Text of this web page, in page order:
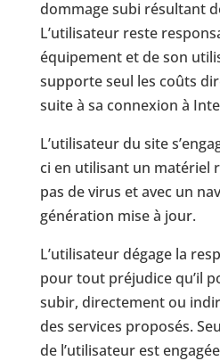
dommage subi résultant
L’utilisateur reste
équipement et de son
supporte seul les coûts
suite à sa connexion à
L’utilisateur du site
ci en utilisant un matériel
pas de virus et avec un
génération mise à jour.
L’utilisateur dégage la
pour tout préjudice qu’il
subir, directement ou
des services proposés.
de l’utilisateur est